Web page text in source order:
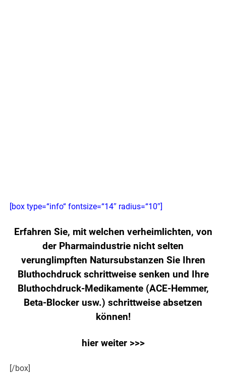
[box type=“info“ fontsize=“14″ radius=“10″]
Erfahren Sie, mit welchen verheimlichten, von
der Pharmaindustrie nicht selten
verunglimpften Natursubstanzen Sie Ihren
Bluthochdruck schrittweise senken und Ihre
Bluthochdruck-Medikamente (ACE-Hemmer,
Beta-Blocker usw.) schrittweise absetzen
können!
hier weiter >>>
[/box]